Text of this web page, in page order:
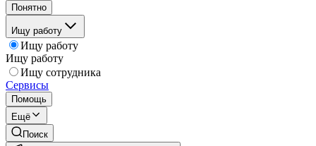
Понятно
Ищу работу
Ищу работу
Ищу работу
Ищу сотрудника
Сервисы
Помощь
Ещё
Поиск